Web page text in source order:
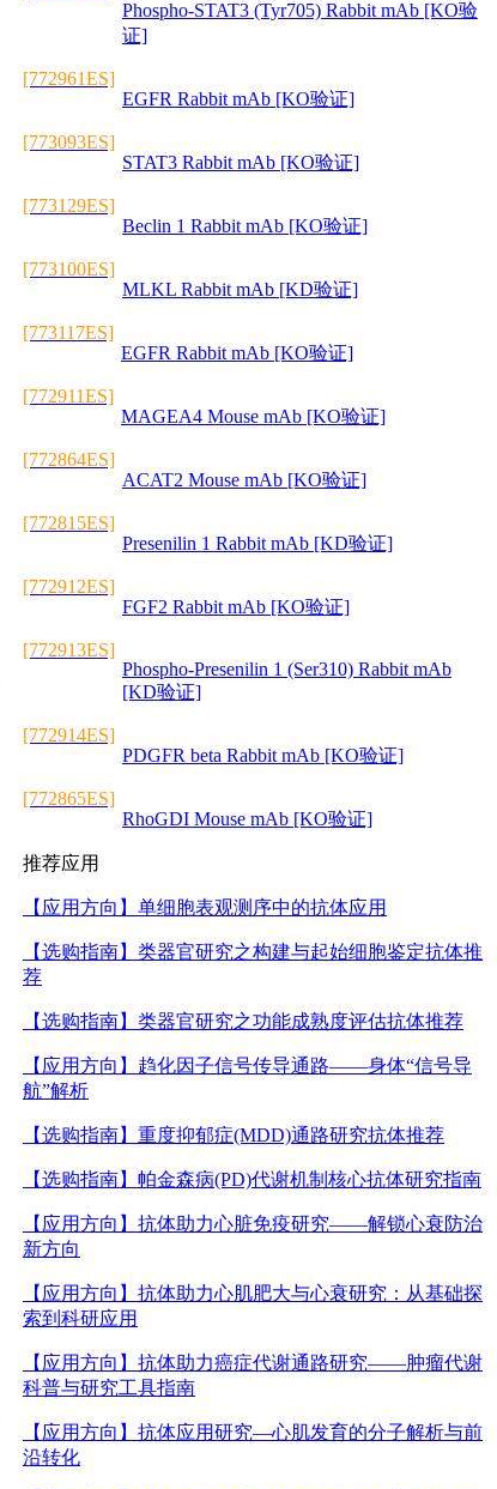
Phospho-STAT3 (Tyr705) Rabbit mAb [KO验
证]
[772961ES]
EGFR Rabbit mAb [KO验证]
[773093ES]
STAT3 Rabbit mAb [KO验证]
[773129ES]
Beclin 1 Rabbit mAb [KO验证]
[773100ES]
MLKL Rabbit mAb [KD验证]
[773117ES]
EGFR Rabbit mAb [KO验证]
[772911ES]
MAGEA4 Mouse mAb [KO验证]
[772864ES]
ACAT2 Mouse mAb [KO验证]
[772815ES]
Presenilin 1 Rabbit mAb [KD验证]
[772912ES]
FGF2 Rabbit mAb [KO验证]
[772913ES]
Phospho-Presenilin 1 (Ser310) Rabbit mAb
[KD验证]
[772914ES]
PDGFR beta Rabbit mAb [KO验证]
[772865ES]
RhoGDI Mouse mAb [KO验证]
推荐应用
【应用方向】 单细胞表观测序中的抗体应用
【选购指南】 类器官研究之构建与起始细胞鉴定抗体推
荐
【选购指南】 类器官研究之功能成熟度评估抗体推荐
【应用方向】 趋化因子信号传导通路——身体“信号导
航”解析
【选购指南】 重度抑郁症(MDD)通路研究抗体推荐
【选购指南】 帕金森病(PD)代谢机制核心抗体研究指南
【应用方向】 抗体助力心脏免疫研究——解锁心衰防治
新方向
【应用方向】 抗体助力心肌肥大与心衰研究：从基础探
索到科研应用
【应用方向】 抗体助力癌症代谢通路研究——肿瘤代谢
科普与研究工具指南
【应用方向】 抗体应用研究—心肌发育的分子解析与前
沿转化